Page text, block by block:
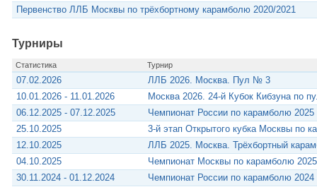
Первенство ЛЛБ Москвы по трёхбортному карамболю 2020/2021
Турниры
Статистика Турнир
07.02.2026
ЛЛБ 2026. Москва. Пул № 3
10.01.2026 - 11.01.2026
Москва 2026. 24-й Кубок Кибзуна по
06.12.2025 - 07.12.2025
Чемпионат России по карамболю 2025
25.10.2025
3-й этап Открытого кубка Москвы по
12.10.2025
ЛЛБ 2025. Москва. Трёхбортный
04.10.2025
Чемпионат Москвы по карамболю 2025
30.11.2024 - 01.12.2024
Чемпионат России по карамболю 2024